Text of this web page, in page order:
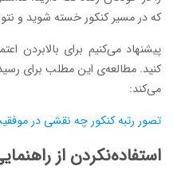
که در مسیر کنکور خسته شوید و
پیشنهاد می‌کنیم برای بالابردن
کنید. مطالعه‌ی این مطلب برای
می‌کند:
تصور رتبه کنکور چه نقشی در
استفاده‌نکردن از